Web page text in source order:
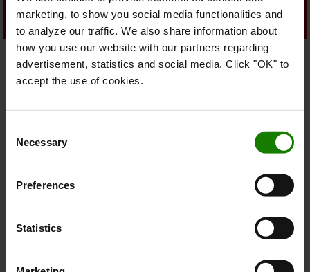
marketing, to show you social media functionalities and
to analyze our traffic. We also share information about
how you use our website with our partners regarding
advertisement, statistics and social media. Click "OK" to
accept the use of cookies.
Selection
Necessary
Preferences
Statistics
hovedfokus: at sikre maksimal sikkerhed for
logistikken og dens medarbejdere.
Vores sikkerhedssyn
Vores strategiske
principper (ESG)
i vores daglige drift og kultur. Baseret
interessenters krav sætter vi klare mål for langsigtet
værdi og compliance med særlig vægt på klimahandling
Vi bidrager afgørende til samfundets bestræbelser på at
Vi stræber efter at reducere brugen af begrænsede